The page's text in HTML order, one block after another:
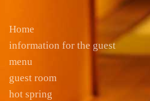
Home
information for the guest
menu
guest room
hot spring